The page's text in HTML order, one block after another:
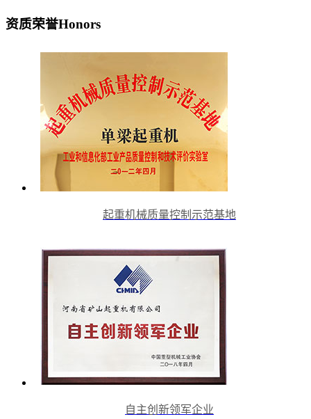
资质荣誉Honors
起重机械质量控制示范基地
自主创新领军企业